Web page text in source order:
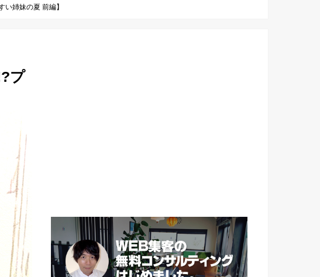
姉妹の夏 前編】
プ